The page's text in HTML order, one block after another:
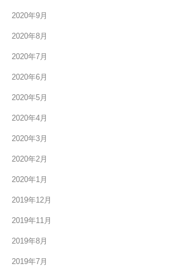
2020年9月
2020年8月
2020年7月
2020年6月
2020年5月
2020年4月
2020年3月
2020年2月
2020年1月
2019年12月
2019年11月
2019年8月
2019年7月